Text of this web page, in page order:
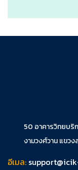
50 อาคารวิทยบริ
งามวงศ์วาน แขวง
อีเมล: